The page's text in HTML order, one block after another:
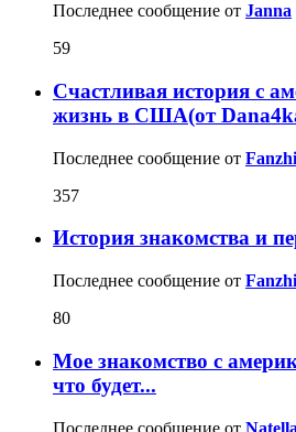
Последнее сообщение от Janna
59
Счастливая история с
жизнь в США(от
Последнее сообщение от
357
История знакомства и
Последнее сообщение от
80
Мое знакомство с
что будет...
Последнее сообщение от Natella